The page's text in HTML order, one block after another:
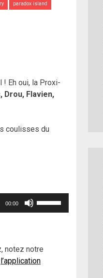
paradox island
Eh oui, la Proxi-
Drou, Flavien,
coulisses du
00:00
notez notre
l’application